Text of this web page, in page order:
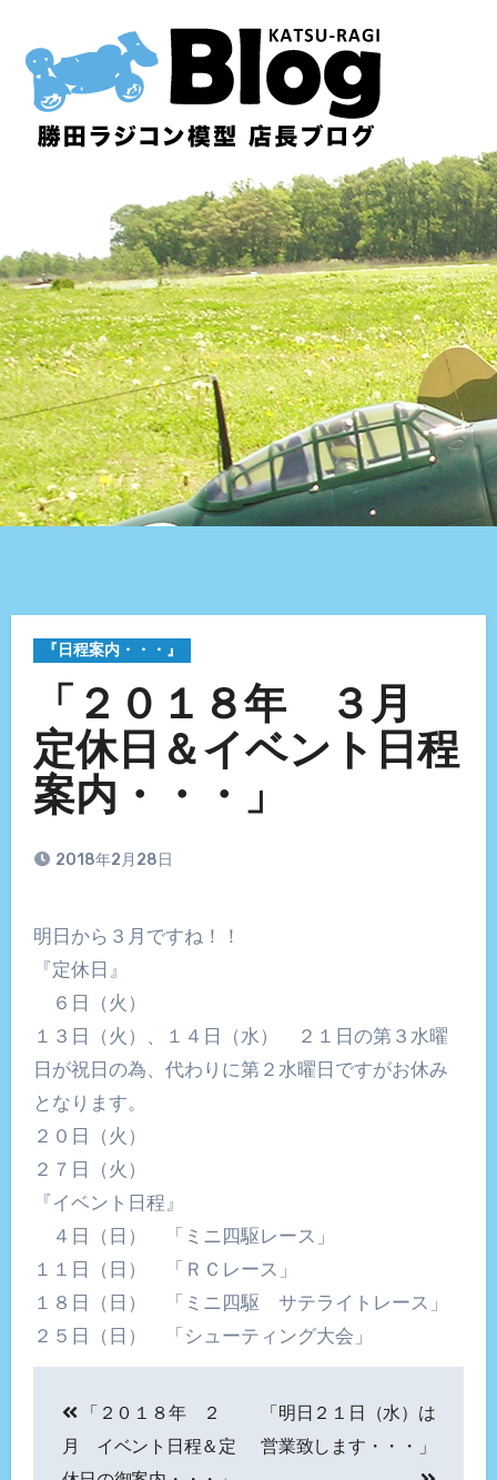
『日程案内・・・』
「２０１８年 ３月
定休日＆イベント日程
案内・・・」
2018年2月28日
明日から３月ですね！！
『定休日』
６日（火）
１３日（火）、１４日（水） ２１日の第３水曜
日が祝日の為、代わりに第２水曜日ですがお休み
となります。
２０日（火）
２７日（火）
『イベント日程』
４日（日） 「ミニ四駆レース」
１１日（日） 「ＲＣレース」
１８日（日） 「ミニ四駆 サテライトレース」
２５日（日） 「シューティング大会」
稿
「２０１８年 ２
月 イベント日程＆定
「明日２１日（水）は
営業致します・・・」